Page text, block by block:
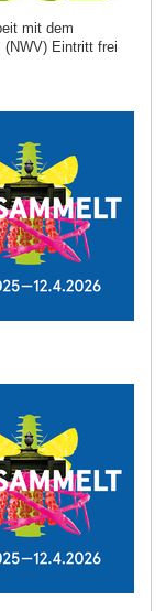
mit dem
Eintritt frei